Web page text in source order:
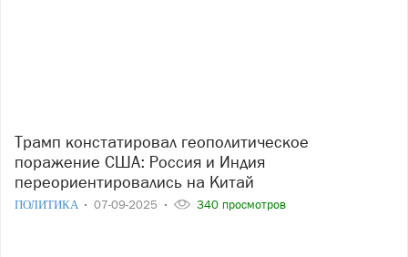
Трамп констатировал геополитическое
поражение США: Россия и Индия
переориентировались на Китай
ПОЛИТИКА 07-09-2025 340 просмотров